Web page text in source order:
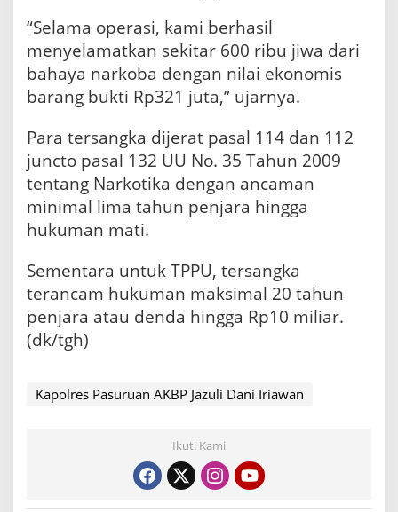
“Selama operasi, kami berhasil
menyelamatkan sekitar 600 ribu jiwa dari
bahaya narkoba dengan nilai ekonomis
barang bukti Rp321 juta,” ujarnya.
Para tersangka dijerat pasal 114 dan 112
juncto pasal 132 UU No. 35 Tahun 2009
tentang Narkotika dengan ancaman
minimal lima tahun penjara hingga
hukuman mati.
Sementara untuk TPPU, tersangka
terancam hukuman maksimal 20 tahun
penjara atau denda hingga Rp10 miliar.
(dk/tgh)
Kapolres Pasuruan AKBP Jazuli Dani Iriawan
Ikuti Kami